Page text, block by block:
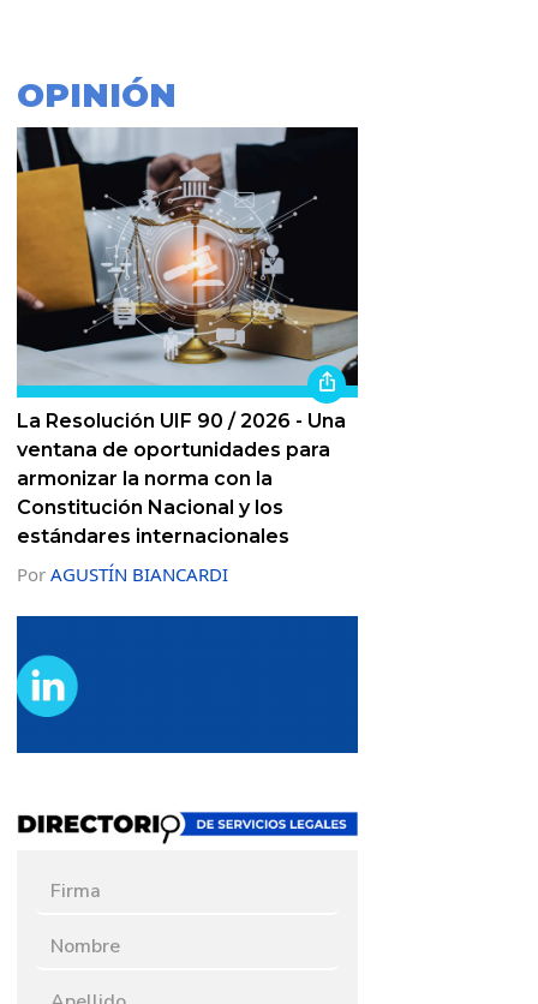
OPINIÓN
La Resolución UIF 90 / 2026 - Una
ventana de oportunidades para
armonizar la norma con la
Constitución Nacional y los
estándares internacionales
Por AGUSTÍN BIANCARDI